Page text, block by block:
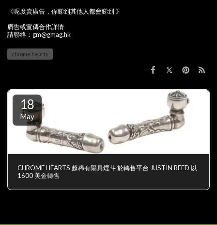
《呢度賣廣告，你睇到其他人都會睇到 》
廣告或宣傳合作詳情
請聯絡：gm@gmag.hk
chrome hearts
18
May
CHROME HEARTS 超稀有陽具煙斗 於轉售平台 JUSTIN REED 以
1600 美金轉售